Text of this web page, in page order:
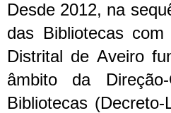
Desde 2012, na
das Bibliotecas
Distrital de Aveiro
âmbito da
Bibliotecas